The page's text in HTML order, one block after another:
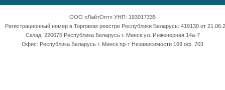
ООО «ЛайтОпт» УНП: 193017335
Регистрационный номер в Торговом реестре Республики Беларусь: 419130 от
Склад: 220075 Республика Беларусь г. Минск ул. Инженерная 14а-7
Офис: Республика Беларусь г. Минск пр-т Независимости 169 оф. 703